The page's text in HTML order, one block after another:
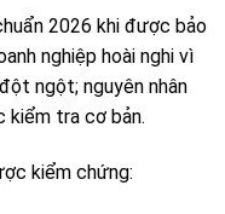
2026 khi được bảo
nghiệp hoài nghi vì
ngột; nguyên nhân
kiểm tra cơ bản.
kiểm chứng: